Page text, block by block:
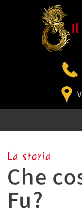
La storia
Che
Fu?